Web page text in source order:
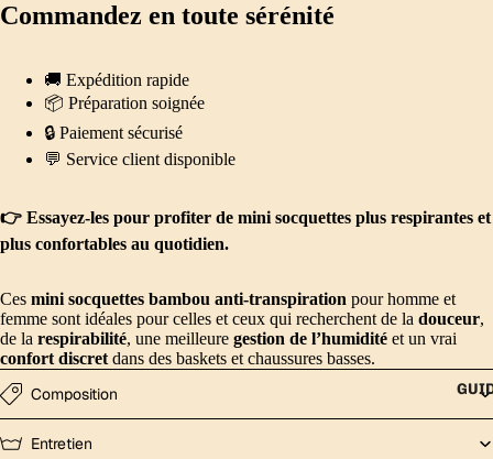
Commandez en toute sérénité
🚚 Expédition rapide
📦 Préparation soignée
🔒 Paiement sécurisé
💬 Service client disponible
👉 Essayez-les pour profiter de mini socquettes plus respirantes et
plus confortables au quotidien.
Ces mini socquettes bambou anti-transpiration pour homme et
femme sont idéales pour celles et ceux qui recherchent de la douceur,
de la respirabilité, une meilleure gestion de l’humidité et un vrai
confort discret dans des baskets et chaussures basses.
Composition
Entretien